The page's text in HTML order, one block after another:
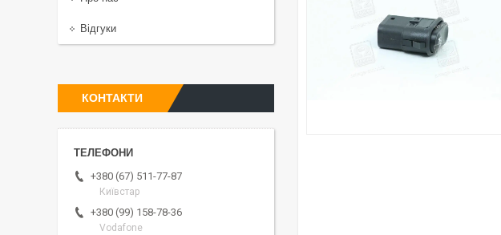
Відгуки
КОНТАКТИ
+380 (67) 511-77-87
Київстар
+380 (99) 158-78-36
Vodafone